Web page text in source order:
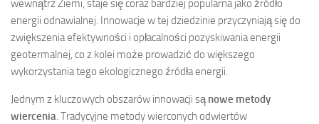
wewnątrz Ziemi, staje się coraz bardziej popularna jako źródło
energii odnawialnej. Innowacje w tej dziedzinie przyczyniają się do
zwiększenia efektywności i opłacalności pozyskiwania energii
geotermalnej, co z kolei może prowadzić do większego
wykorzystania tego ekologicznego źródła energii.
Jednym z kluczowych obszarów innowacji sąnowe metody
wiercenia. Tradycyjne metody wierconych odwiertów